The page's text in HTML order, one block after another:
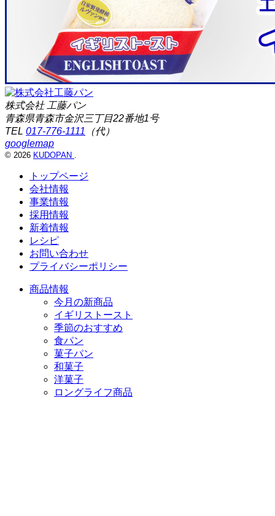
株式会社 工藤パン
青森県青森市金沢三丁目22番地1号
TEL 017-776-1111 （代）
googlemap
© 2026 KUDOPAN .
トップページ
会社情報
事業情報
採用情報
新着情報
レシピ
お問い合わせ
プライバシーポリシー
商品情報
今月の新商品
イギリストースト
季節のおすすめ
食パン
菓子パン
和菓子
洋菓子
ロングライフ商品